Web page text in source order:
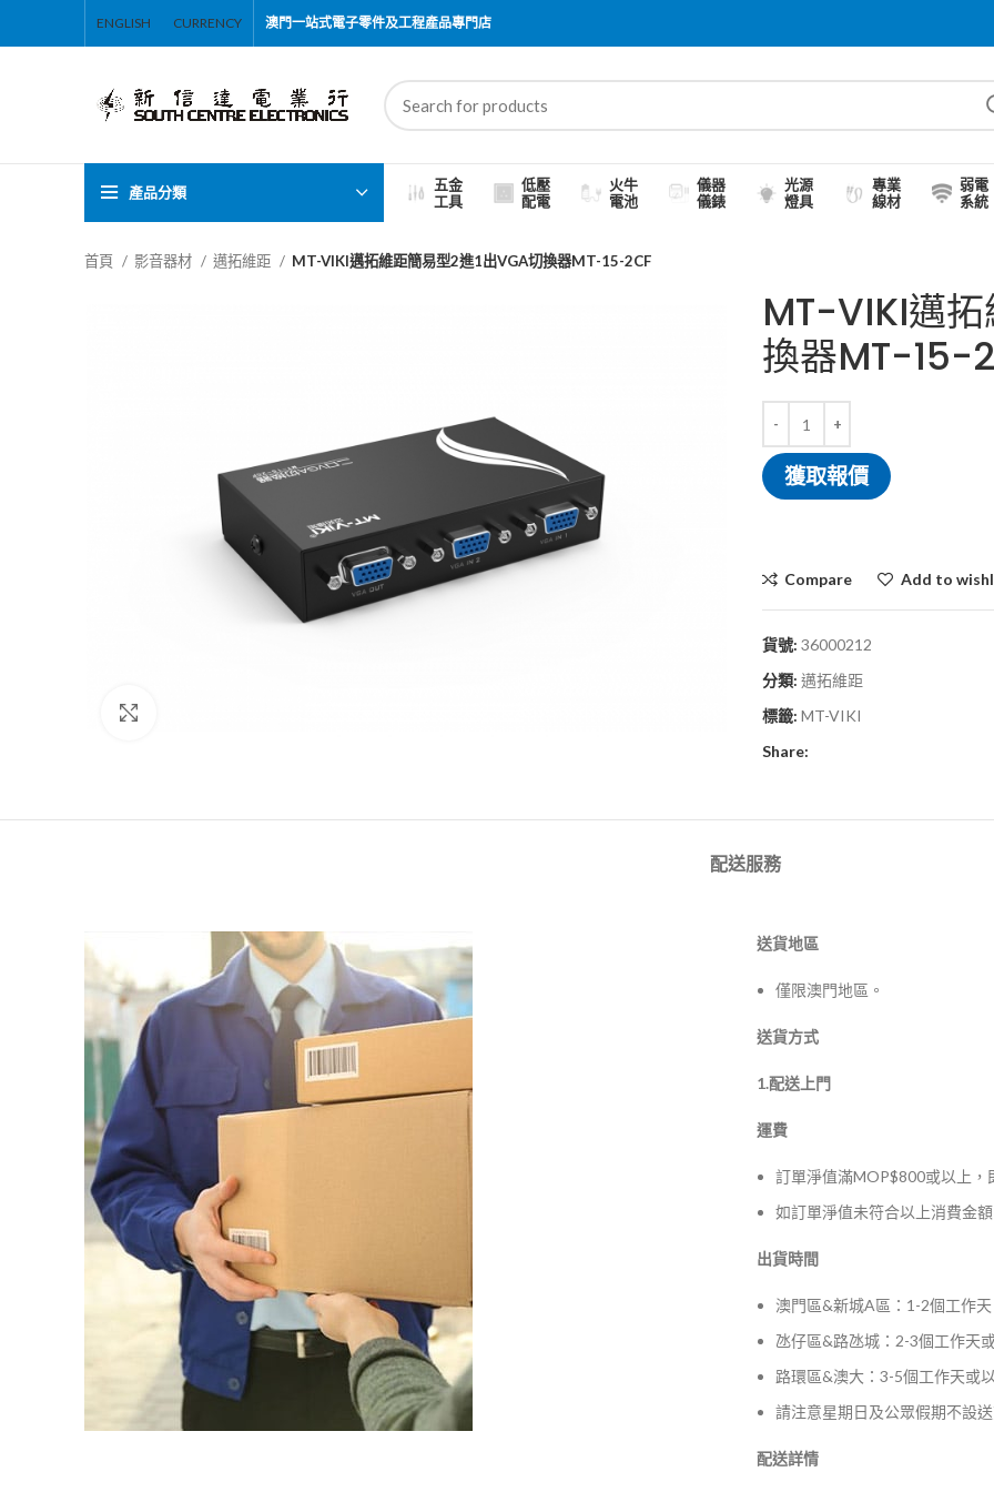
ENGLISH CURRENCY 澳門一站式電子零件及工程產品專門店
產品分類
五金
工具
低壓
配電
火牛
電池
儀器
儀錶
光源
燈具
專業
線材
弱電
系統
首頁 影音器材 邁拓維距 MT-VIKI邁拓維距簡易型2進1出VGA切換器MT-15-2CF
MT-VIKI邁
換器MT-15-
獲取報價
Compare Add to
貨號: 36000212
分類: 邁拓維距
標籤: MT-VIKI
Share:
配送服務
送貨地區
僅限澳門地區。
送貨方式
1.配送上門
運費
訂單淨值滿MOP$800或以上，
如訂單淨值未符合以上消費金
出貨時間
澳門區&新城A區：1-2個工作
氹仔區&路氹城：2-3個工作天
路環區&澳大：3-5個工作天或
請注意星期日及公眾假期不設
配送詳情